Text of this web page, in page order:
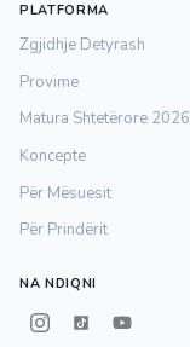
PLATFORMA
Zgjidhje Detyrash
Provime
Matura Shtetërore 2026
Koncepte
Për Mësuesit
Për Prindërit
NA NDIQNI